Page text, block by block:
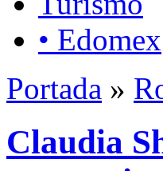
• Edomex
Portada »
Claudia